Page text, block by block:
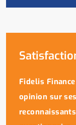
Fidelis
opinion sur